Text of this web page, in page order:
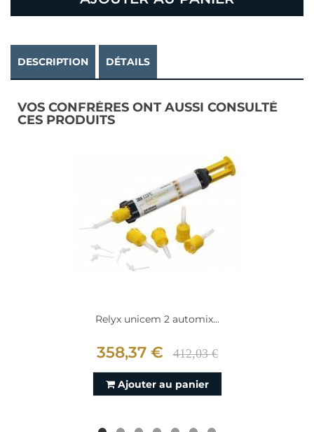
DESCRIPTION DÉTAILS
VOS CONFRÈRES ONT AUSSI CONSULTÉ
CES PRODUITS
Relyx unicem 2 automix...
358,37 € 412,03 €
Ajouter au panier